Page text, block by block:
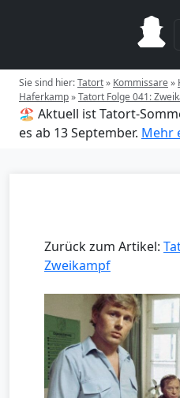
Sie sind hier:Tatort» Kommissare»
Haferkamp»Tatort Folge 041:
🏖️ Aktuell ist Tatort-
es ab 13 September. Mehr
Zurück zum Artikel:
Zweikampf